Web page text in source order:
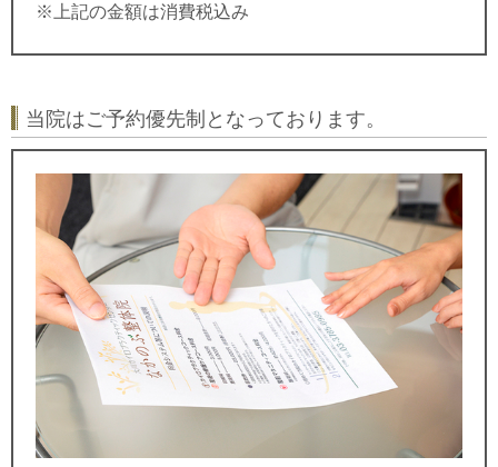
※上記の金額は消費税込み
当院はご予約優先制となっております。